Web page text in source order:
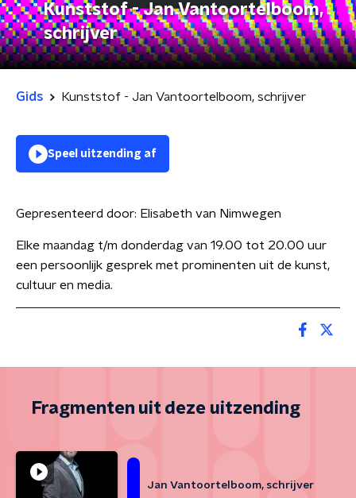
Kunststof - Jan Vantoortelboom,
schrijver
Gids Kunststof - Jan Vantoortelboom, schrijver
Speel uitzending af
Gepresenteerd door: Elisabeth van Nimwegen
Elke maandag t/m donderdag van 19.00 tot 20.00 uur
een persoonlijk gesprek met prominenten uit de kunst,
cultuur en media.
Fragmenten uit deze uitzending
Jan Vantoortelboom, schrijver